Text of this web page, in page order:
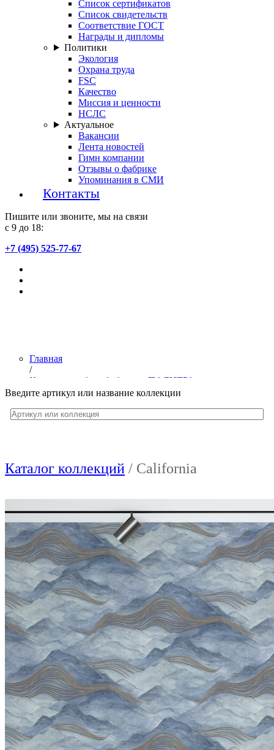
Список сертификатов
Список свидетельств
Соответствие ГОСТ
Награды и дипломы
Политики
Экология
Охрана труда
FSC
Качество
Миссия и ценности
НСЛС
Актуальное
Вакансии
Лента новостей
Гимн компании
Отзывы о фабрике
Упоминания в СМИ
Контакты
Пишите или звоните, мы на связи
с 9 до 18:
+7 (495) 525-77-67
Главная
/
Коллекции обоев фабрики «ПАЛИТРА»
/
Введите артикул или название коллекции
Каталог коллекций / California